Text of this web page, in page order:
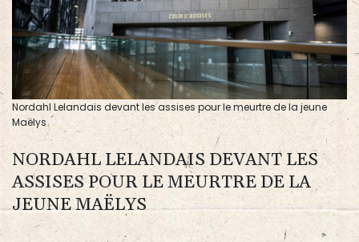
Nordahl Lelandais devant les assises pour le meurtre de la jeune
Maëlys
NORDAHL LELANDAIS DEVANT LES
ASSISES POUR LE MEURTRE DE LA
JEUNE MAËLYS